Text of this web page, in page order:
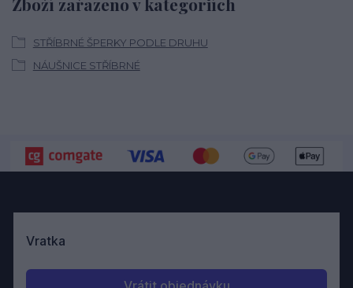
STŘÍBRNÉ ŠPERKY PODLE DRUHU
NÁUŠNICE STŘÍBRNÉ